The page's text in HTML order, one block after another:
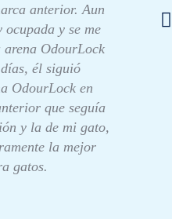
anterior. Aun
ocupada y se me
OdourLock
él siguió
OdourLock en
que seguía
y la de mi gato,
la mejor
gatos.